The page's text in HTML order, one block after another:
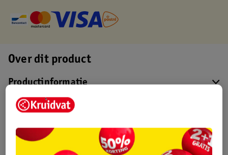
Over dit product
Productinformatie
Etiketinformatie
Nature Impact Score